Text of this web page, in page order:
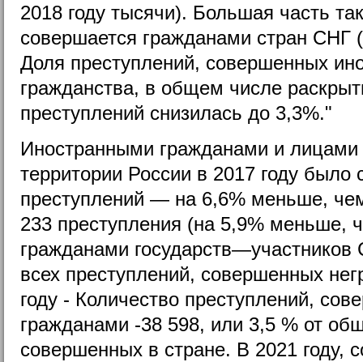
2018 году тысячи). Большая часть
совершается гражданами стран СНГ
Доля преступлений, совершенных
гражданства, в общем числе
преступлений снизилась до 3,3%."
Иностранными гражданами и лицами
территории России в 2017 году было
преступлений — на 6,6% меньше,
233 преступления (на 5,9% меньше,
гражданами
всех преступлений, совершенных
году - Количество преступлений,
гражданами -38 598, или 3,5 % от
совершенных в стране. В 2021 году,